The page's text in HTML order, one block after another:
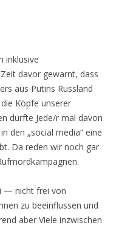
inklusive
davor gewarnt, dass
aus Putins Russland
Köpfe unserer
dürfte Jede/r mal davon
den „social media“ eine
Da reden wir noch gar
— nicht frei von
zu beeinflussen und
aber Viele inzwischen